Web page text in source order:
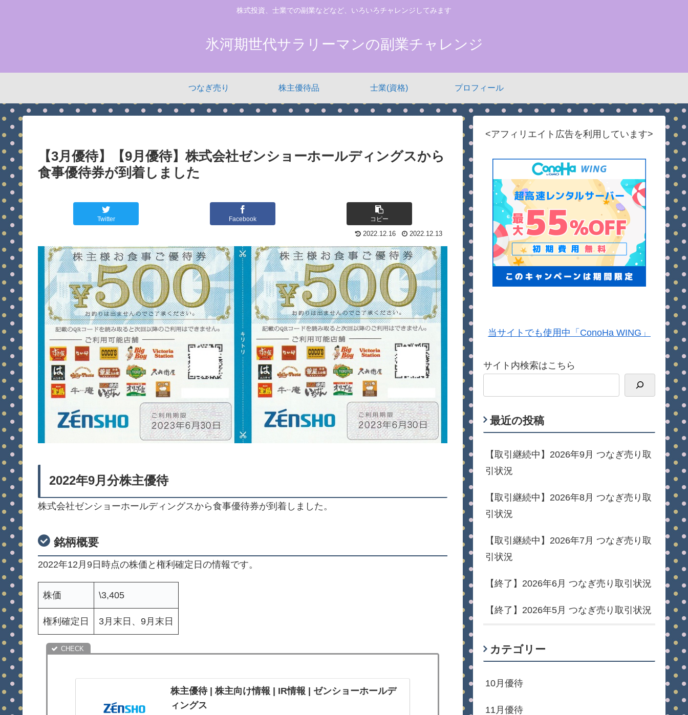
株式投資、士業での副業などなど、いろいろチャレンジしてみます
氷河期世代サラリーマンの副業チャレンジ
つなぎ売り 株主優待品 士業(資格) プロフィール
【3月優待】【9月優待】株式会社ゼンショーホールディングスから
食事優待券が到着しました
Twitter Facebook コピー
2022.12.16 2022.12.13
2022年9月分株主優待
株式会社ゼンショーホールディングスから食事優待券が到着しました。
銘柄概要
2022年12月9日時点の株価と権利確定日の情報です。
株価 \3,405
権利確定日 3月末日、9月末日
株主優待 | 株主向け情報 | IR情報 | ゼンショーホールデ
ィングス
<アフィリエイト広告を利用しています>
当サイトでも使用中「ConoHa WING」
サイト内検索はこちら
最近の投稿
【取引継続中】2026年9月 つなぎ売り取
引状況
【取引継続中】2026年8月 つなぎ売り取
引状況
【取引継続中】2026年7月 つなぎ売り取
引状況
【終了】2026年6月 つなぎ売り取引状況
【終了】2026年5月 つなぎ売り取引状況
カテゴリー
10月優待
11月優待